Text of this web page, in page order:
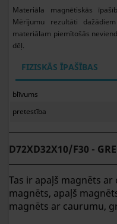
Materiāla magnētiskās
Mērījumu rezultāti
materiālam piemītošās
dēļ.
FIZISKĀS ĪPAŠĪBAS
blīvums
pretestība
D72XD32X10/F30 -
Tas ir apaļš magnēts
magnēts, apaļš
magnēts ar caurumu,